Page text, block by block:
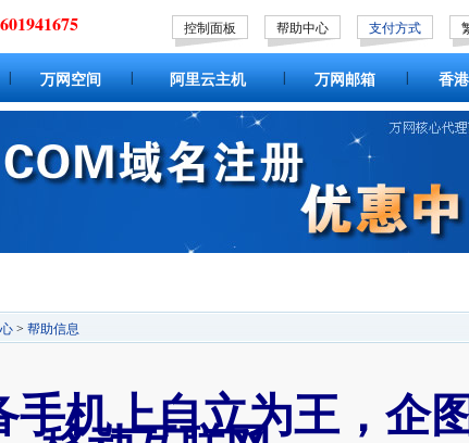
控制面板 帮助中心 支付方式
万网空间 阿里云主机 万网邮箱 香
> 帮助信息
手机上自立为王，企图